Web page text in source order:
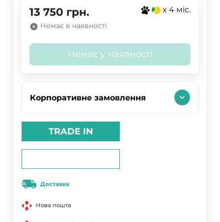
13 750 грн. x 4 міс.
Немає в наявності
Немає у наявності
Корпоративне замовлення
TRADE IN
Доставка
Нова пошта